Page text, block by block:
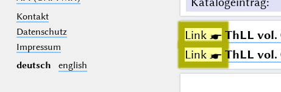
Kontakt
Datenschutz
Impressum
deutsch
english
Link ☛ ThLL vol.
Link ☛ ThLL vol.